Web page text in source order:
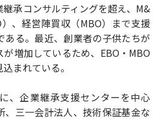
承コンサルティングを超え、M&
、経営陣買収（MBO）まで支援
ある。最近、創業者の子供たちが
増加しているため、EBO・MBO
まれている。
、企業継承支援センターを中心
、三一会計法人、技術保証基金な